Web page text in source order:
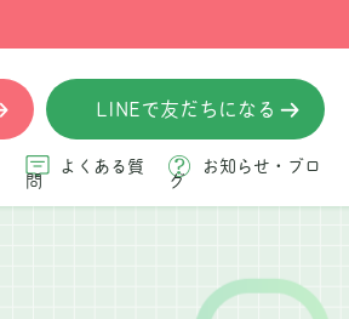
LINEで友だちになる
よくある質
問
お知らせ・ブロ
グ